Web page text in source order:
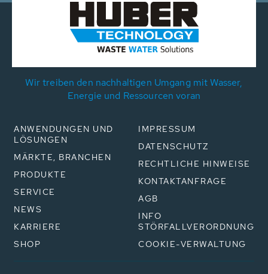
Wir treiben den nachhaltigen Umgang mit Wasser,
Energie und Ressourcen voran
ANWENDUNGEN UND
LÖSUNGEN
MÄRKTE, BRANCHEN
PRODUKTE
SERVICE
NEWS
KARRIERE
SHOP
IMPRESSUM
DATENSCHUTZ
RECHTLICHE HINWEISE
KONTAKTANFRAGE
AGB
INFO
STÖRFALLVERORDNUNG
COOKIE-VERWALTUNG